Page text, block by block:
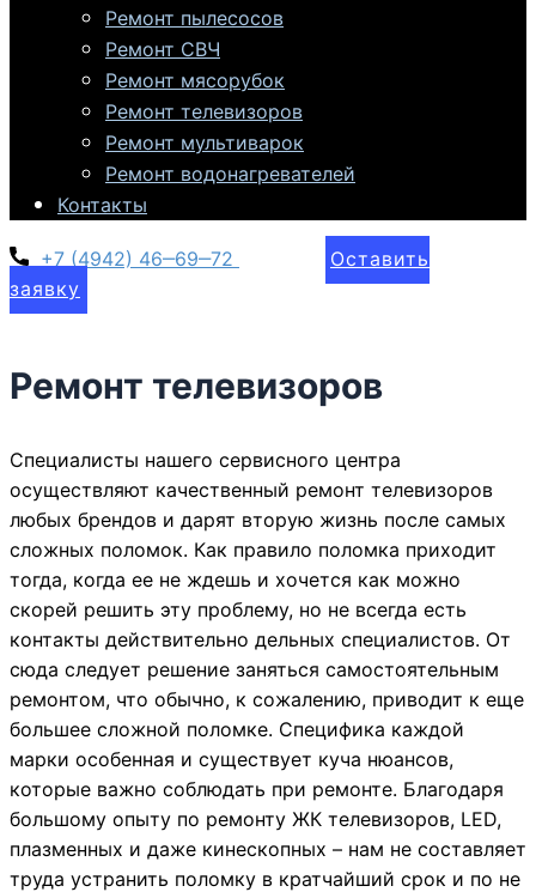
Ремонт пылесосов
Ремонт СВЧ
Ремонт мясорубок
Ремонт телевизоров
Ремонт мультиварок
Ремонт водонагревателей
Контакты
+7 (4942) 46‒69‒72
Оставить
заявку
Ремонт телевизоров
Специалисты нашего сервисного центра
осуществляют качественный ремонт телевизоров
любых брендов и дарят вторую жизнь после самых
сложных поломок. Как правило поломка приходит
тогда, когда ее не ждешь и хочется как можно
скорей решить эту проблему, но не всегда есть
контакты действительно дельных специалистов. От
сюда следует решение заняться самостоятельным
ремонтом, что обычно, к сожалению, приводит к еще
большее сложной поломке. Специфика каждой
марки особенная и существует куча нюансов,
которые важно соблюдать при ремонте. Благодаря
большому опыту по ремонту ЖК телевизоров, LED,
плазменных и даже кинескопных – нам не составляет
труда устранить поломку в кратчайший срок и по не